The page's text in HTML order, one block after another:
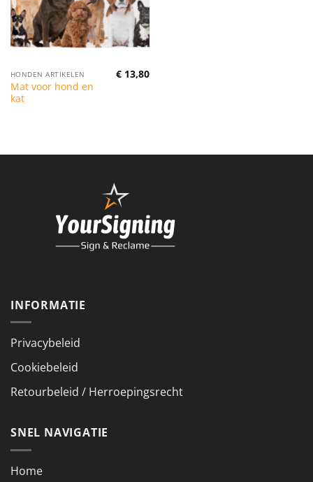
HONDEN ARTIKELEN
Mat voor hond en
kat
€ 13,80
INFORMATIE
Privacybeleid
Cookiebeleid
Retourbeleid / Herroepingsrecht
SNEL NAVIGATIE
Home